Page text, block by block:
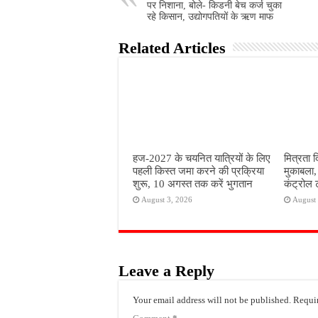
पर निशाना, बोले- किडनी बेच कर्ज चुका
रहे किसान, उद्योगपतियों के ऋण माफ
Related Articles
हज-2027 के चयनित यात्रियों के लिए
पहली किस्त जमा करने की प्रक्रिया
शुरू, 10 अगस्त तक करें भुगतान
August 3, 2026
मित्रता
कंट्रोल
Leave a Reply
Your email address will not be published.